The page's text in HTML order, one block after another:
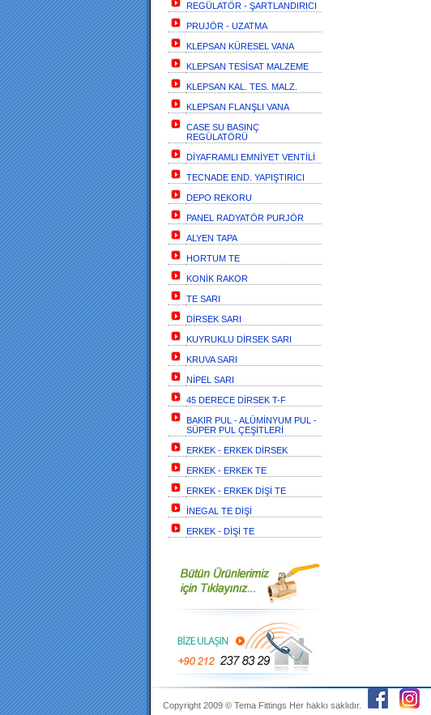
REGÜLATÖR - ŞARTLANDIRICI
PRUJÖR - UZATMA
KLEPSAN KÜRESEL VANA
KLEPSAN TESİSAT MALZEME
KLEPSAN KAL. TES. MALZ.
KLEPSAN FLANŞLI VANA
CASE SU BASINÇ
REGÜLATÖRÜ
DİYAFRAMLI EMNİYET VENTİLİ
TECNADE END. YAPIŞTIRICI
DEPO REKORU
PANEL RADYATÖR PURJÖR
ALYEN TAPA
HORTUM TE
KONİK RAKOR
TE SARI
DİRSEK SARI
KUYRUKLU DİRSEK SARI
KRUVA SARI
NİPEL SARI
45 DERECE DİRSEK T-F
BAKIR PUL - ALÜMİNYUM PUL -
SÜPER PUL ÇEŞİTLERİ
ERKEK - ERKEK DİRSEK
ERKEK - ERKEK TE
ERKEK - ERKEK DİŞİ TE
İNEGAL TE DİŞİ
ERKEK - DİŞİ TE
Copyright 2009 © Tema Fittings Her hakkı saklıdır.